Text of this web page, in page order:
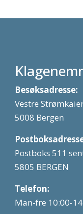
Besøksadresse:
Vestre
5008 Bergen
Postboks 511
5805 BERGEN
Telefon:
Man-fre 10:00-